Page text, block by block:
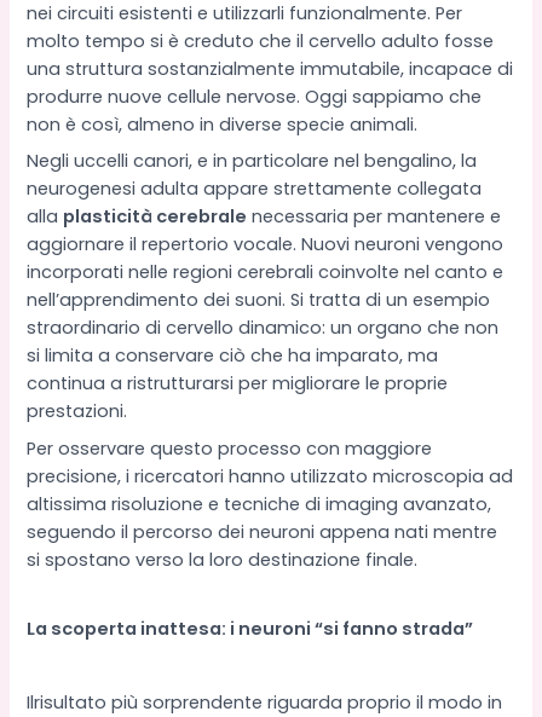
nei circuiti esistenti e utilizzarli funzionalmente. Per
molto tempo si è creduto che il cervello adulto fosse
una struttura sostanzialmente immutabile, incapace di
produrre nuove cellule nervose. Oggi sappiamo che
non è così, almeno in diverse specie animali.
Negli uccelli canori, e in particolare nel bengalino, la
neurogenesi adulta appare strettamente collegata
alla plasticità cerebrale necessaria per mantenere e
aggiornare il repertorio vocale. Nuovi neuroni vengono
incorporati nelle regioni cerebrali coinvolte nel canto e
nell’apprendimento dei suoni. Si tratta di un esempio
straordinario di cervello dinamico: un organo che non
si limita a conservare ciò che ha imparato, ma
continua a ristrutturarsi per migliorare le proprie
prestazioni.
Per osservare questo processo con maggiore
precisione, i ricercatori hanno utilizzato microscopia ad
altissima risoluzione e tecniche di imaging avanzato,
seguendo il percorso dei neuroni appena nati mentre
si spostano verso la loro destinazione finale.
La scoperta inattesa: i neuroni “si fanno strada”
Ilrisultato più sorprendente riguarda proprio il modo in